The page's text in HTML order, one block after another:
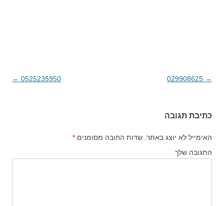
ניווט בפוסטים
→
0525235950
←
כתיבת תגובה
האימייל לא יוצג באתר. שדות החובה מסומנים *
התגובה שלך